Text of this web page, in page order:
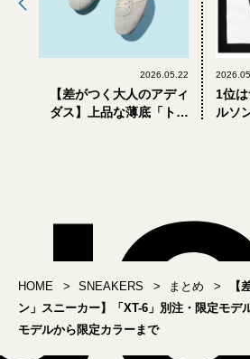
2026.05.22
【差がつく大人のアディ
ダス】上品な薄底「トー
1位
ルソ
HOME SNEAKERS まとめ
【
ン」スニーカー】「XT-6」別注・限定モデ
モデルから限定カラーまで